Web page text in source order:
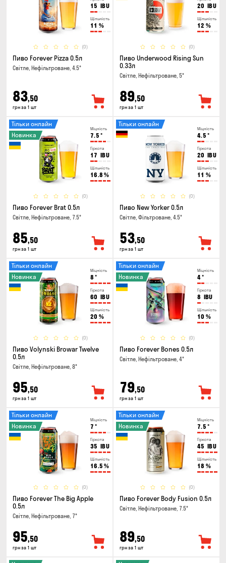
15 IBU
Щільність
11 %
(0)
Пиво Forever Pizza 0.5л
Світле, Нефільтроване, 4.5°
83,50
грн за 1 шт
20 IBU
Щільність
12 %
(0)
Пиво Underwood Rising Sun
0.33л
Світле, Нефільтроване, 5°
89,50
грн за 1 шт
Міцність
7.5 °
Гіркота
17 IBU
Щільність
16.8 %
(0)
Тільки онлайн
Новинка
Пиво Forever Brat 0.5л
Світле, Нефільтроване, 7.5°
85,50
грн за 1 шт
Міцність
4.5 °
Гіркота
20 IBU
Щільність
11 %
(0)
Тільки онлайн
Пиво New Yorker 0.5л
Світле, Фільтроване, 4.5°
53,50
грн за 1 шт
Міцність
8 °
Гіркота
60 IBU
Щільність
20 %
(0)
Тільки онлайн
Новинка
Пиво Volynski Browar Twelve
0.5л
Світле, Нефільтроване, 8°
95,50
грн за 1 шт
Міцність
4°
Гіркота
8 IBU
Щільність
10 %
(0)
Тільки онлайн
Новинка
Пиво Forever Bones 0.5л
Світле, Нефільтроване, 4°
79,50
грн за 1 шт
Міцність
7 °
Гіркота
35 IBU
Щільність
16.5 %
(0)
Тільки онлайн
Новинка
Пиво Forever The Big Apple
0.5л
Світле, Нефільтроване, 7°
95,50
грн за 1 шт
Міцність
7.5 °
Гіркота
45 IBU
Щільність
18 %
(0)
Тільки онлайн
Новинка
Пиво Forever Body Fusion 0.5л
Світле, Нефільтроване, 7.5°
89,50
грн за 1 шт